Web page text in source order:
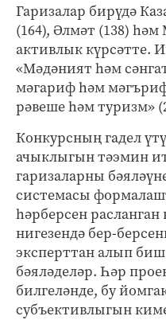
Гаризалар бирүдә
(164), Әлмәт (138)
активлык күрсәтте.
«Мәдәният һәм
мәгариф һәм
рәвеше һәм туризм»
Конкурсның гадел
ачыклыгын тәэмин
гаризаларны
системасы
һәрберсен
нигезендә бер-
эксперттан алып
бәяләделәр. Һәр
билгеләнде, бу
субъективлыгын